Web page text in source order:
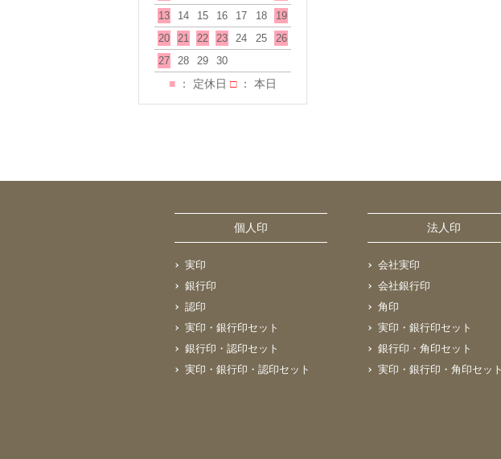
13
14 15 16 17 18
19
20
21 22 23 24 25
26
27
28 29 30
■ ： 定休日 □： 本日
個人印
実印
銀行印
認印
実印・銀行印セット
銀行印・認印セット
実印・銀行印・認印セット
法人印
会社実印
会社銀行印
角印
実印・銀行印セット
銀行印・角印セット
実印・銀行印・角印セット